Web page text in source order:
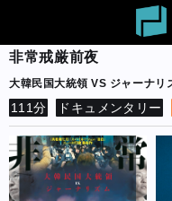
非常戒厳前夜
大韓民国大統領 VS ジャーナリ
111分 ドキュメンタリー